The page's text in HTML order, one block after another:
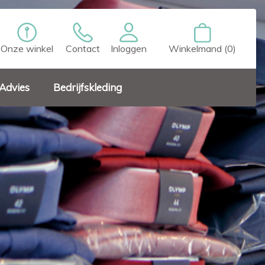
Onze winkel Contact Inloggen Winkelmand (0)
Bedrijfskleding